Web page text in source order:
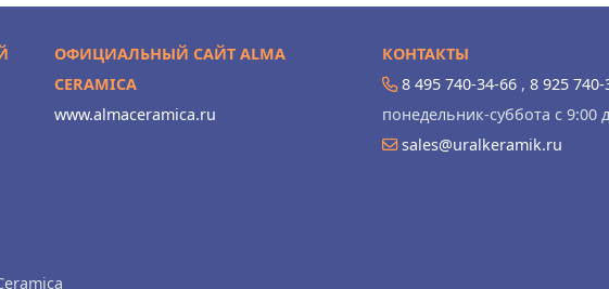
ОФИЦИАЛЬНЫЙ САЙТ ALMA
CERAMICA
www.almaceramica.ru
КОНТАКТЫ
8 495 740-34-66 , 8 925 740-
понедельник-суббота с 9:00
sales@uralkeramik.ru